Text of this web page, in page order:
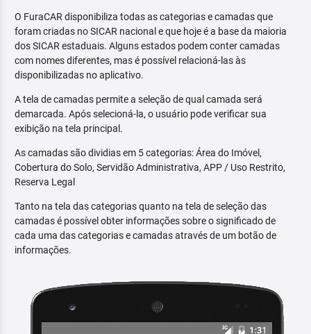
O FuraCAR disponibiliza todas as categorias e camadas que
foram criadas no SICAR nacional e que hoje é a base da maioria
dos SICAR estaduais. Alguns estados podem conter camadas
com nomes diferentes, mas é possível relacioná-las às
disponibilizadas no aplicativo.
A tela de camadas permite a seleção de qual camada será
demarcada. Após selecioná-la, o usuário pode verificar sua
exibição na tela principal.
As camadas são dividias em 5 categorias: Área do Imóvel,
Cobertura do Solo, Servidão Administrativa, APP / Uso Restrito,
Reserva Legal
Tanto na tela das categorias quanto na tela de seleção das
camadas é possível obter informações sobre o significado de
cada uma das categorias e camadas através de um botão de
informações.